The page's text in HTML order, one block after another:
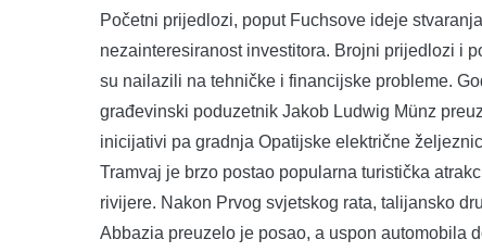
Početni prijedlozi, poput Fuchsove ideje
nezainteresiranost investitora. Brojni prijedlozi i
su nailazili na tehničke i financijske probleme.
građevinski poduzetnik Jakob Ludwig Münz
inicijativi pa gradnja Opatijske električne
Tramvaj je brzo postao popularna turistička
rivijere. Nakon Prvog svjetskog rata, talijansko
Abbazia preuzelo je posao, a uspon automobila